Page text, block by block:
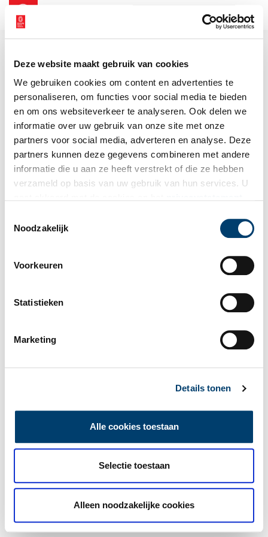
Deze website maakt gebruik van cookies
We gebruiken cookies om content en advertenties te
personaliseren, om functies voor social media te bieden
en om ons websiteverkeer te analyseren. Ook delen we
informatie over uw gebruik van onze site met onze
partners voor social media, adverteren en analyse. Deze
partners kunnen deze gegevens combineren met andere
informatie die u aan ze heeft verstrekt of die ze hebben
verzameld op basis van uw gebruik van hun services. U
Noodzakelijk
Voorkeuren
Statistieken
Marketing
Details tonen
Alle cookies toestaan
Selectie toestaan
Alleen noodzakelijke cookies